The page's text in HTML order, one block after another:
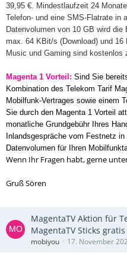
39,95 €. Mindestlaufzeit 24
Telefon- und eine SMS-Flatrate in
Datenvolumen von 10 GB wird
max. 64 KBit/s (Download) und
Music und Gaming sind kostenlos
Magenta 1 Vorteil: Sind Sie
Kombination des Telekom Tarif
Mobilfunk-Vertrages sowie einem
Sie durch den Magenta 1 Vorteil
monatliche Grundgebühr Ihres
Inlandsgespräche vom Festnetz
Datenvolumen für Ihren
Wenn Ihr Fragen habt, gerne
Gruß Sören
MagentaTV Aktion für
MagentaTV Sticks gratis
mobiyou 17. November